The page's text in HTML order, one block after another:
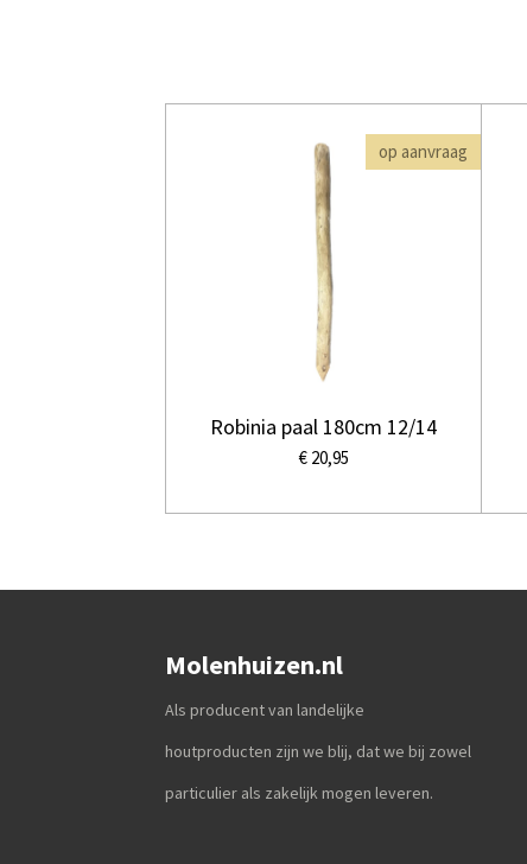
op aanvraag
Robinia paal 180cm 12/14
€ 20,95
Molenhuizen.nl
Als producent van landelijke
houtproducten zijn we blij, dat we bij zowel
particulier als zakelijk mogen leveren.